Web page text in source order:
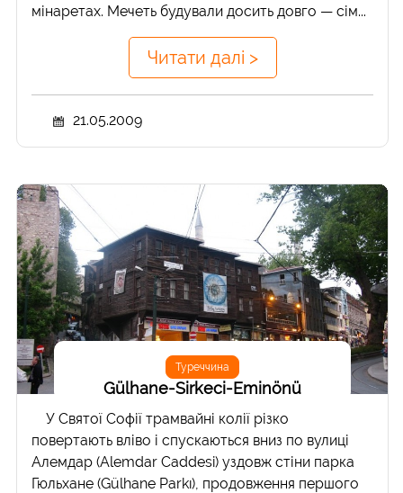
мінаретах. Мечеть будували досить довго — сім...
Читати далі >
21.05.2009
Туреччина
Gülhane-Sirkeci-Eminönü
У Святої Софії трамвайні колії різко
повертають вліво і спускаються вниз по вулиці
Алемдар (Alemdar Caddesi) уздовж стіни парка
Гюльхане (Gülhane Parkı), продовження першого